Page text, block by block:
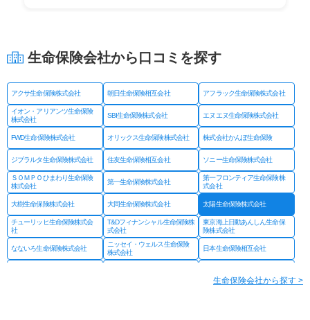
生命保険会社から口コミを探す
アクサ生命保険株式会社 朝日生命保険相互会社 アフラック生命保険株式会社
イオン・アリアンツ生命保険
株式会社
SBI生命保険株式会社 エヌエヌ生命保険株式会社
FWD生命保険株式会社 オリックス生命保険株式会社 株式会社かんぽ生命保険
ジブラルタ生命保険株式会社 住友生命保険相互会社 ソニー生命保険株式会社
ＳＯＭＰＯひまわり生命保険
株式会社
第一生命保険株式会社
第一フロンティア生命保険株
式会社
大樹生命保険株式会社 大同生命保険株式会社 太陽生命保険株式会社
チューリッヒ生命保険株式会
社
T&Dフィナンシャル生命保険株
式会社
東京海上日動あんしん生命保
険株式会社
なないろ生命保険株式会社
ニッセイ・ウェルス生命保険
株式会社
日本生命保険相互会社
生命保険会社から探す >